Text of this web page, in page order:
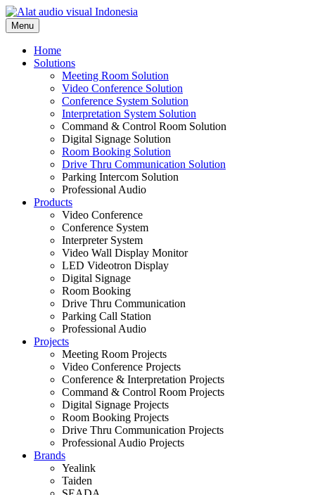
Skip
to
content
Menu
Home
Solutions
Meeting Room Solution
Video Conference Solution
Conference System Solution
Interpretation System Solution
Command & Control Room Solution
Digital Signage Solution
Room Booking Solution
Drive Thru Communication Solution
Parking Intercom Solution
Professional Audio
Products
Video Conference
Conference System
Interpreter System
Video Wall Display Monitor
LED Videotron Display
Digital Signage
Room Booking
Drive Thru Communication
Parking Call Station
Professional Audio
Projects
Meeting Room Projects
Video Conference Projects
Conference & Interpretation Projects
Command & Control Room Projects
Digital Signage Projects
Room Booking Projects
Drive Thru Communication Projects
Professional Audio Projects
Brands
Yealink
Taiden